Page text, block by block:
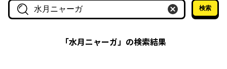
作品名・作家名で探す
検索
「水月ニャーガ」の検索結果